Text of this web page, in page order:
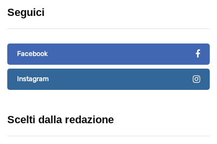
Seguici
Facebook
Instagram
Scelti dalla redazione